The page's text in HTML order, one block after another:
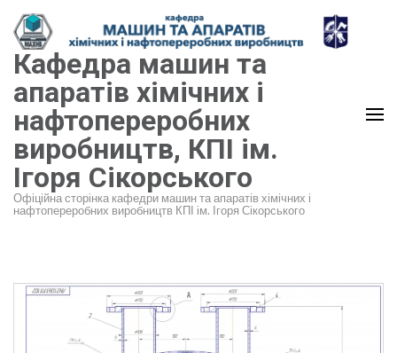
Перейти
до
вмісту
(натисніть
Enter)
Кафедра машин та
апаратів хімічних і
нафтопереробних
виробництв, КПІ ім.
Ігоря Сікорського
Офіційна сторінка кафедри машин та апаратів хімічних і
нафтопереробних виробництв КПІ ім. Ігоря Сікорського